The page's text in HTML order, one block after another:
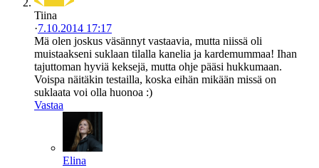
Tiina
·7.10.2014 17:17
Mä olen joskus väsännyt vastaavia, mutta niissä oli
muistaakseni suklaan tilalla kanelia ja kardemummaa! Ihan
tajuttoman hyviä keksejä, mutta ohje pääsi hukkumaan.
Voispa näitäkin testailla, koska eihän mikään missä on
suklaata voi olla huonoa :)
Vastaa
Elina